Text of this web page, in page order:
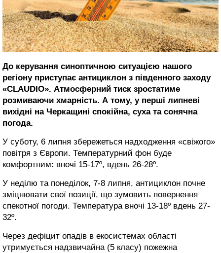
До керування синоптичною ситуацією нашого
регіону приступає антициклон з південного заходу
«CLAUDIO». Атмосферний тиск зростатиме
розмиваючи хмарність. А тому, у перші липневі
вихідні на Черкащині спокійна, суха та сонячна
погода.
У суботу, 6 липня збережеться надходження «свіжого»
повітря з Європи. Температурний фон буде
комфортним: вночі 15-17º, вдень 26-28º.
У неділю та понеділок, 7-8 липня, антициклон почне
зміцнювати свої позиції, що зумовить повернення
спекотної погоди. Температура вночі 13-18º вдень 27-
32º.
Через дефіцит опадів в екосистемах області
утримується надзвичайна (5 класу) пожежна